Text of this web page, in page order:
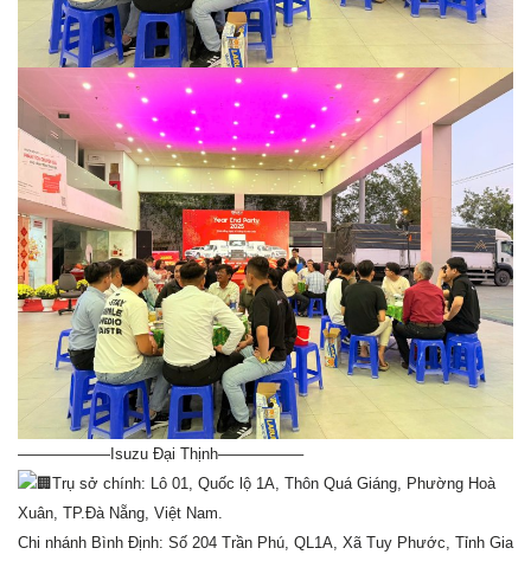
——————Isuzu Đại Thịnh—————–
Trụ sở chính: Lô 01, Quốc lộ 1A, Thôn Quá Giáng, Phường Hoà
Xuân, TP.Đà Nẵng, Việt Nam.
Chi nhánh Bình Định: Số 204 Trần Phú, QL1A, Xã Tuy Phước, Tỉnh Gia